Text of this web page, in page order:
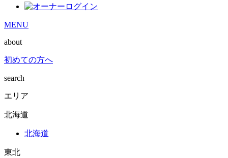
MENU
about
初めての方へ
search
エリア
北海道
北海道
東北